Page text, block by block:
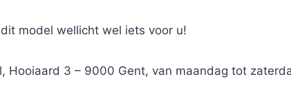
model wellicht wel iets voor u!
3 – 9000 Gent, van maandag tot